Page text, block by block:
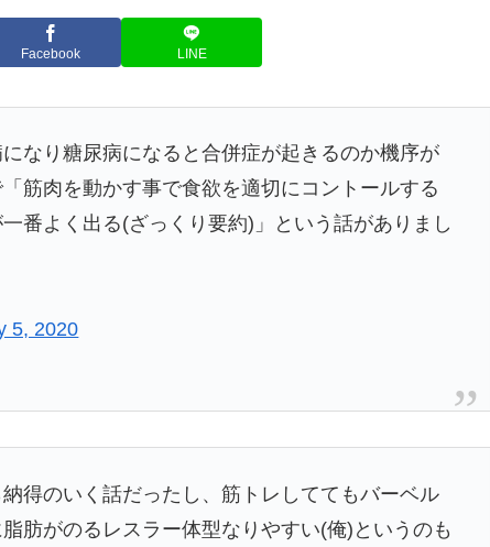
Facebook LINE
なり糖尿病になると合併症が起きるのか機序が
筋肉を動かす事で食欲を適切にコントールする
番よく出る(ざっくり要約)」という話がありまし
5, 2020
得のいく話だったし、筋トレしててもバーベル
肪がのるレスラー体型なりやすい(俺)というのも